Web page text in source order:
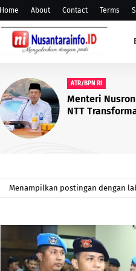
Home About Contact Terms
BACHRUN LABUTA
Bupati Muna
Puluhan
Menampilkan postingan dengan